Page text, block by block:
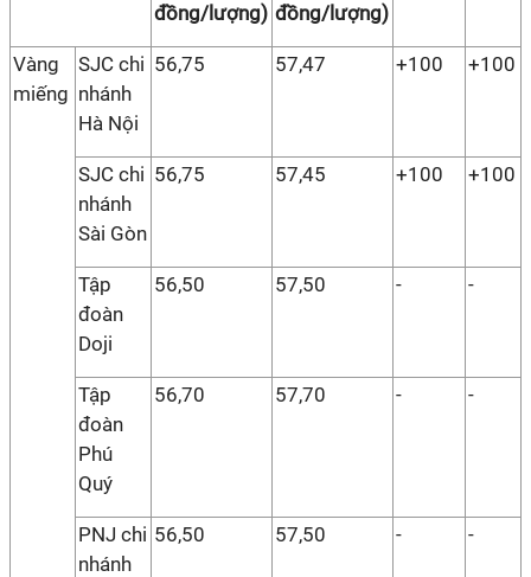
đồng/lượng) đồng/lượng)
Vàng
miếng
SJC chi
nhánh
Hà Nội
56,75 57,47 +100 +100
SJC chi
nhánh
Sài Gòn
56,75 57,45 +100 +100
Tập
đoàn
Doji
56,50 57,50 - -
Tập
đoàn
Phú
Quý
56,70 57,70 - -
PNJ chi
nhánh
56,50 57,50 - -